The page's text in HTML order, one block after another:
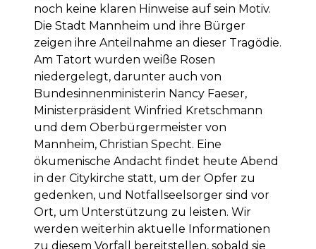
noch keine klaren Hinweise auf sein Motiv.
Die Stadt Mannheim und ihre Bürger
zeigen ihre Anteilnahme an dieser Tragödie.
Am Tatort wurden weiße Rosen
niedergelegt, darunter auch von
Bundesinnenministerin Nancy Faeser,
Ministerpräsident Winfried Kretschmann
und dem Oberbürgermeister von
Mannheim, Christian Specht. Eine
ökumenische Andacht findet heute Abend
in der Citykirche statt, um der Opfer zu
gedenken, und Notfallseelsorger sind vor
Ort, um Unterstützung zu leisten. Wir
werden weiterhin aktuelle Informationen
zu diesem Vorfall bereitstellen, sobald sie